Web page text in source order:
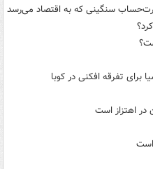
سنگینی که به اقتصاد می‌رسد
برای تفرقه افکنی در کوبا
در اهتزاز است